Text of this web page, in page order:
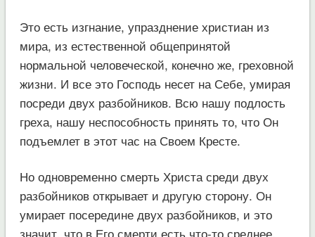
Это есть изгнание, упразднение христиан из
мира, из естественной общепринятой
нормальной человеческой, конечно же, греховной
жизни. И все это Господь несет на Себе, умирая
посреди двух разбойников. Всю нашу подлость
греха, нашу неспособность принять то, что Он
подъемлет в этот час на Своем Кресте.
Но одновременно смерть Христа среди двух
разбойников открывает и другую сторону. Он
умирает посередине двух разбойников, и это
значит, что в Его смерти есть что-то среднее.